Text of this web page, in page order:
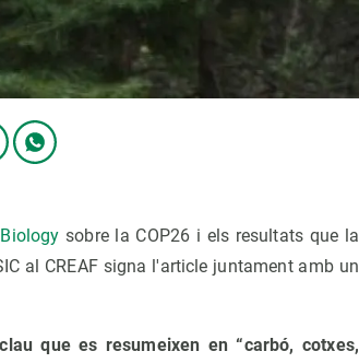
sobre la COP26 i els resultats que la
al CREAF signa l'article juntament amb un
que es resumeixen en “carbó, cotxes,